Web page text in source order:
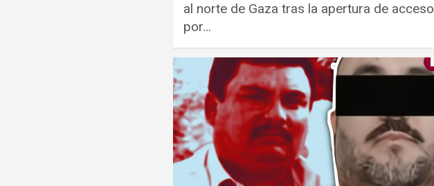
al norte de Gaza tras la apertura de acceso
por…